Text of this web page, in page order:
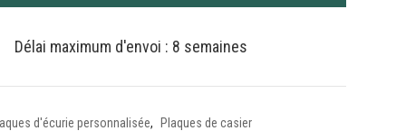
Délai maximum d'envoi : 8 semaines
d'écurie personnalisée, Plaques de casier